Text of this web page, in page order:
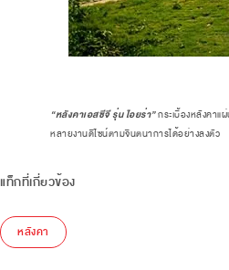
“หลังคาเอสซีจี รุ่น ไอยร่า”กระเบื้องหลังคาแ
หลายงานดีไซน์ตามจินตนาการได้อย่างลงตัว
แท็กที่เกี่ยวข้อง
หลังคา